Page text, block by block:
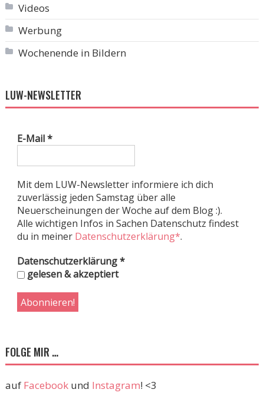
Videos
Werbung
Wochenende in Bildern
LUW-NEWSLETTER
E-Mail*
Mit dem LUW-Newsletter informiere ich dich
zuverlässig jeden Samstag über alle
Neuerscheinungen der Woche auf dem Blog :).
Alle wichtigen Infos in Sachen Datenschutz findest
du in meiner Datenschutzerklärung*.
Datenschutzerklärung*
gelesen & akzeptiert
FOLGE MIR …
auf Facebookund Instagram! <3